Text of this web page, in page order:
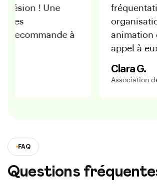
et de cohésion ! Une
top, et des
ravis. Je recommande à
FAQ
Questions